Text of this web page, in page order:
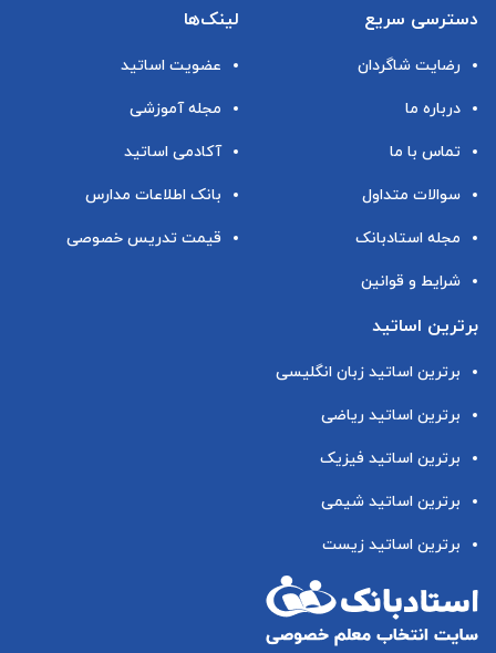
دسترسی سریع
رضایت شاگردان
درباره ما
تماس با ما
سوالات متداول
مجله استادبانک
شرایط و قوانین
لینک‌ها
عضویت اساتید
مجله آموزشی
آکادمی اساتید
بانک اطلاعات مدارس
قیمت تدریس خصوصی
برترین اساتید
برترین اساتید زبان انگلیسی
برترین اساتید ریاضی
برترین اساتید فیزیک
برترین اساتید شیمی
برترین اساتید زیست